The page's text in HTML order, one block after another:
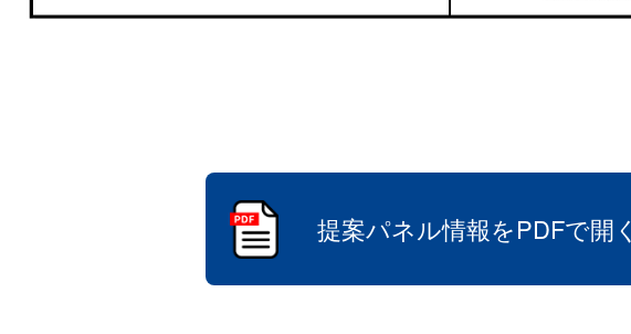
提案パネル情報をPDFで開く